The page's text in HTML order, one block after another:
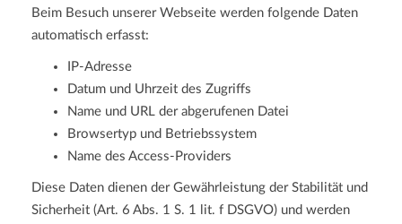
Beim Besuch unserer Webseite werden folgende Daten
automatisch erfasst:
IP-Adresse
Datum und Uhrzeit des Zugriffs
Name und URL der abgerufenen Datei
Browsertyp und Betriebssystem
Name des Access-Providers
Diese Daten dienen der Gewährleistung der Stabilität und
Sicherheit (Art. 6 Abs. 1 S. 1 lit. f DSGVO) und werden